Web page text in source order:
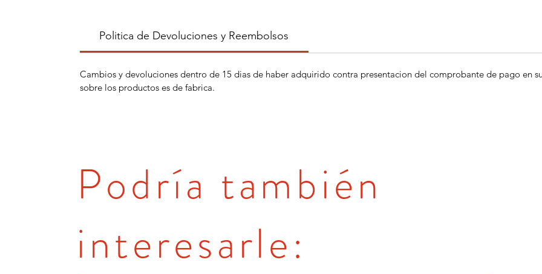
Politica de Devoluciones y Reembolsos
Cambios y devoluciones dentro de 15 dias de haber adquirido contra presentacion del comprobante de pago en
sobre los productos es de fabrica.
Podría también
interesarle: